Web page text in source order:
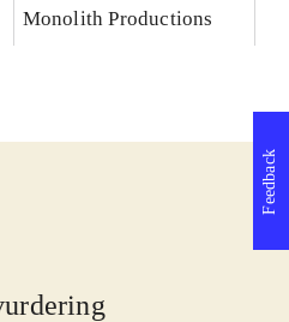
Monolith Productions
Feedback